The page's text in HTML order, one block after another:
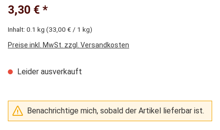
3,30 € *
Inhalt: 0.1 kg (33,00 € / 1 kg)
Preise inkl. MwSt. zzgl. Versandkosten
Leider ausverkauft
Benachrichtige mich, sobald der Artikel lieferbar ist.